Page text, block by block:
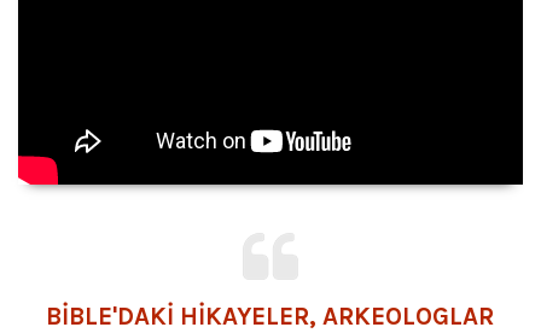
BİBLE'DAKİ HİKAYELER, ARKEOLOGLAR